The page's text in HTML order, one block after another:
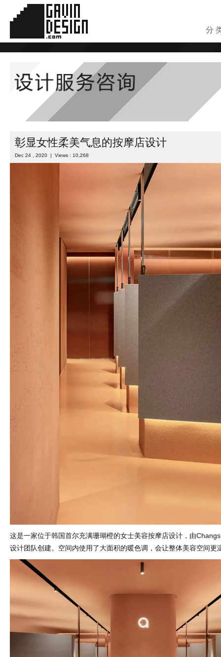
分
彰显女性柔美气息的按摩店设计
Dec 24 , 2020 | Views : 10,268
这是一家位于韩国首尔充满珊瑚橙的女士美容按摩店设计，由
设计团队创建。空间内使用了大面积的暖色调，会让整体美容空间更